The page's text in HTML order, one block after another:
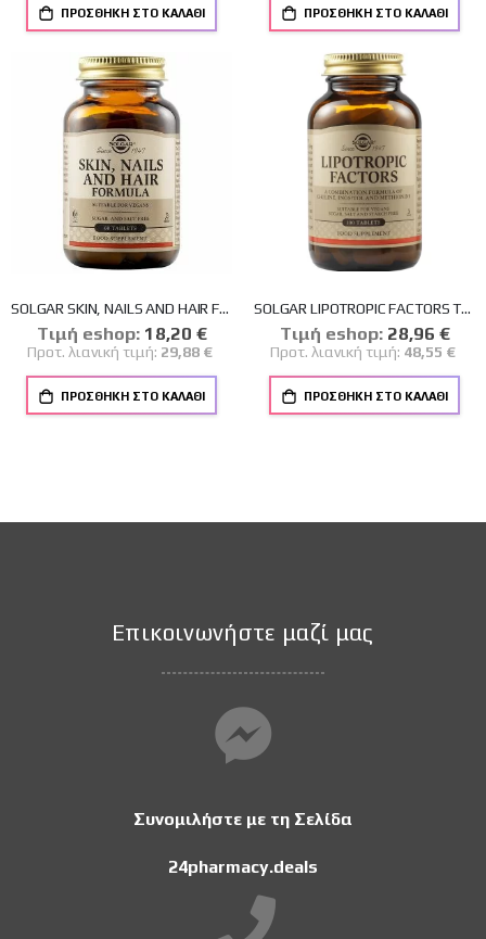
ΠΡΟΣΘΉΚΗ ΣΤΟ ΚΑΛΆΘΙ ΠΡΟΣΘΉΚΗ ΣΤΟ ΚΑΛΆΘΙ
SOLGAR SKIN, NAILS AND HAIR FORMULA TABS 60S
Tιμή eshop: Ειδική
Τιμή
18,20 €
Προτ. λιανική τιμή: 29,88 €
ΠΡΟΣΘΉΚΗ ΣΤΟ ΚΑΛΆΘΙ
SOLGAR LIPOTROPIC FACTORS TABS 100S
Tιμή eshop: Ειδική
Τιμή
28,96 €
Προτ. λιανική τιμή: 48,55 €
ΠΡΟΣΘΉΚΗ ΣΤΟ ΚΑΛΆΘΙ
Επικοινωνήστε μαζί μας
Συνομιλήστε με τη Σελίδα
24pharmacy.deals